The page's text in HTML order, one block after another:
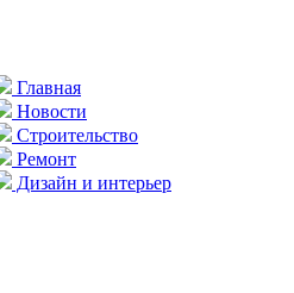
Главная
Новости
Строительство
Ремонт
Дизайн и интерьер